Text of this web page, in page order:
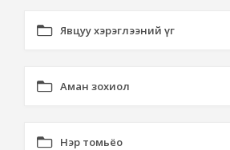
Явцуу хэрэглээний үг
Аман зохиол
Нэр томьёо